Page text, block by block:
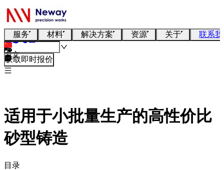
服务 材料 解决方案 资源 关于 联系
中文
获取即时报价
适用于小批量生产的高性价比
砂型铸造
目录